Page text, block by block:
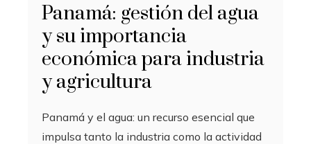
Panamá: gestión del agua
y su importancia
económica para industria
y agricultura
Panamá y el agua: un recurso esencial que
impulsa tanto la industria como la actividad